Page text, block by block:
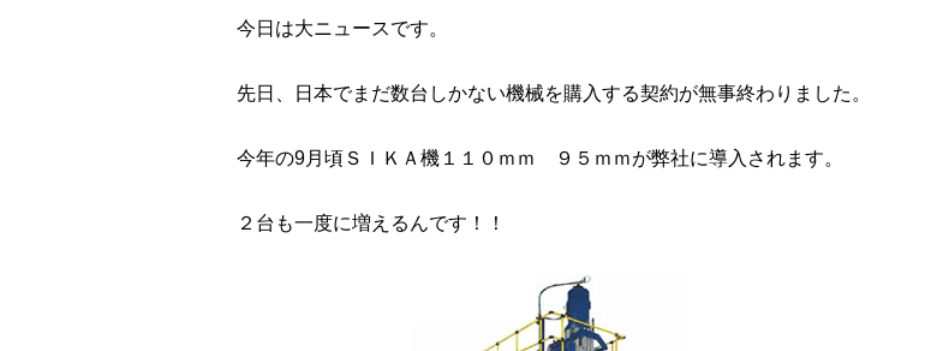
今日は大ニュースです。
先日、日本でまだ数台しかない機械を購入する契約が無事終わりました。
今年の9月頃ＳＩＫＡ機１１０ｍｍ ９５ｍｍが弊社に導入されます。
２台も一度に増えるんです！！